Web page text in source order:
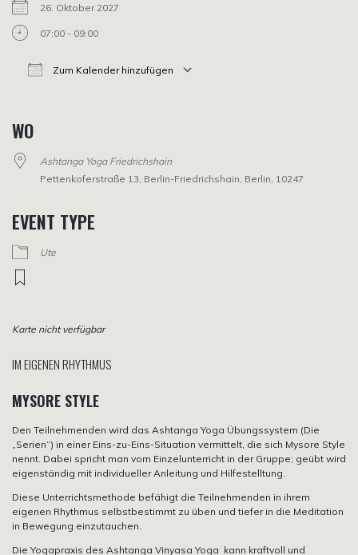
26. Oktober 2027
07:00 - 09:00
Zum Kalender hinzufügen
WO
Ashtanga Yoga Friedrichshain
Pettenkoferstraße 13, Berlin-Friedrichshain, Berlin, 10247
EVENT TYPE
Ute
Karte nicht verfügbar
IM EIGENEN RHYTHMUS
MYSORE STYLE
Den Teilnehmenden wird das Ashtanga Yoga Übungssystem (Die
„Serien“) in einer Eins-zu-Eins-Situation vermittelt, die sich Mysore Style
nennt. Dabei spricht man vom Einzelunterricht in der Gruppe; geübt wird
eigenständig mit individueller Anleitung und Hilfestelltung.
Diese Unterrichtsmethode befähigt die Teilnehmenden in ihrem
eigenen Rhythmus selbstbestimmt zu üben und tiefer in die Meditation
in Bewegung einzutauchen.
Die Yogapraxis des Ashtanga Vinyasa Yoga kann kraftvoll und